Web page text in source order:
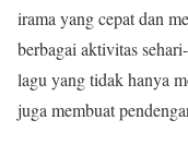
irama yang cepat dan
berbagai aktivitas
lagu yang tidak hanya
juga membuat